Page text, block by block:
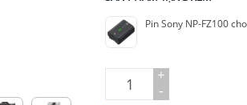
Pin Sony NP-FZ100
+
-